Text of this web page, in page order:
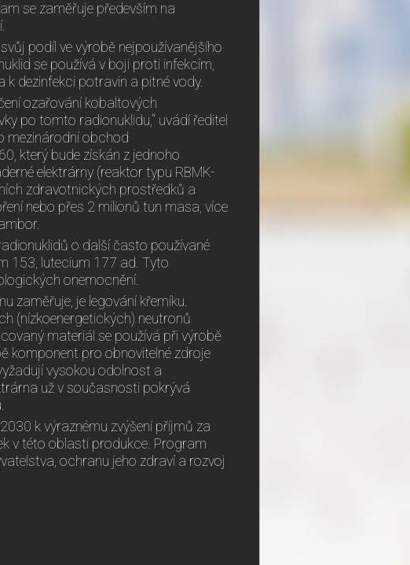
se zaměřuje především na
podíl ve výrobě nejpoužívanějšího
se používá v boji proti infekcím,
dezinfekci potravin a pitné vody.
ozařování kobaltových
po tomto radionuklidu,“ uvádí ředitel
mezinárodní obchod
který bude získán z jednoho
elektrárny (reaktor typu RBMK-
zdravotnických prostředků a
nebo přes 2 milionů tun masa, více
o další často používané
153, lutecium 177 ad. Tyto
onemocnění.
zaměřuje, je legování křemíku.
(nízkoenergetických) neutronů
materiál se používá při výrobě
komponent pro obnovitelné zdroje
vysokou odolnost a
už v současnosti pokrývá
k výraznému zvýšení příjmů za
v této oblasti produkce. Program
ochranu jeho zdraví a rozvoj